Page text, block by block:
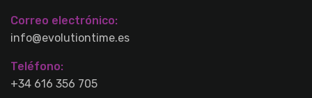
Correo electrónico:
info@evolutiontime.es
Teléfono:
+34 616 356 705